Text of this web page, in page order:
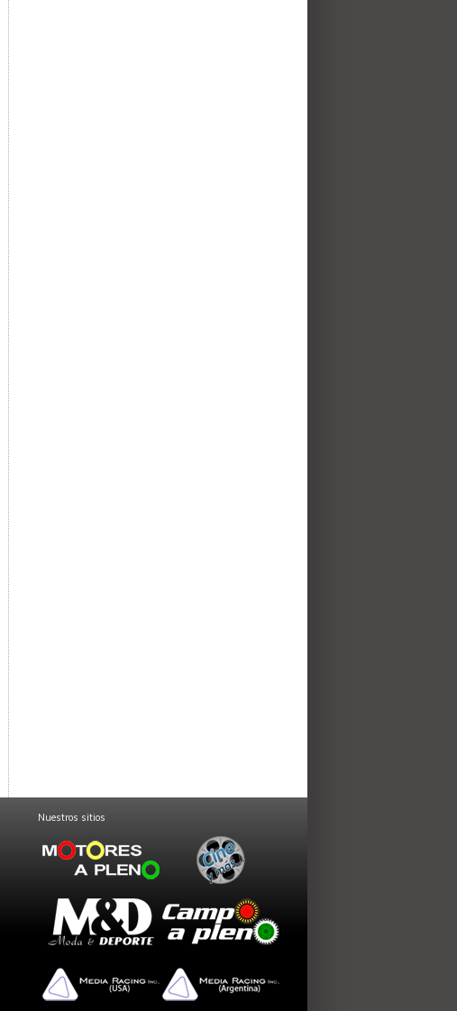
Nuestros sitios